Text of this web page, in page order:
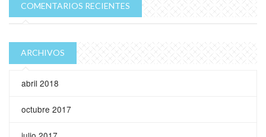
COMENTARIOS RECIENTES
ARCHIVOS
abril 2018
octubre 2017